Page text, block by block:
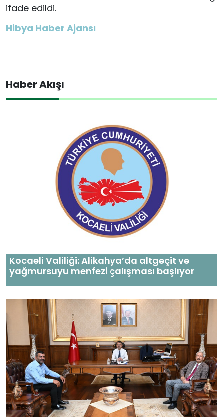
ifade edildi.
Hibya Haber Ajansı
Haber Akışı
Kocaeli Valiliği: Alikahya’da altgeçit ve
yağmursuyu menfezi çalışması başlıyor